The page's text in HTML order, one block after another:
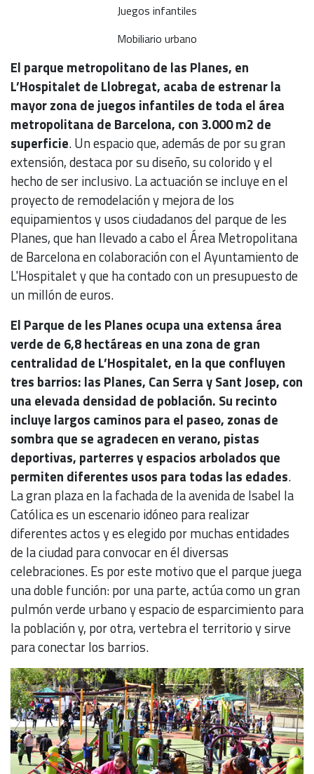
Juegos infantiles
Mobiliario urbano
El parque metropolitano de las Planes, en
L’Hospitalet de Llobregat, acaba de estrenar la
mayor zona de juegos infantiles de toda el área
metropolitana de Barcelona, con 3.000 m2 de
superficie. Un espacio que, además de por su gran
extensión, destaca por su diseño, su colorido y el
hecho de ser inclusivo. La actuación se incluye en el
proyecto de remodelación y mejora de los
equipamientos y usos ciudadanos del parque de les
Planes, que han llevado a cabo el Área Metropolitana
de Barcelona en colaboración con el Ayuntamiento de
L'Hospitalet y que ha contado con un presupuesto de
un millón de euros.
El Parque de les Planes ocupa una extensa área
verde de 6,8 hectáreas en una zona de gran
centralidad de L’Hospitalet, en la que confluyen
tres barrios: las Planes, Can Serra y Sant Josep, con
una elevada densidad de población. Su recinto
incluye largos caminos para el paseo, zonas de
sombra que se agradecen en verano, pistas
deportivas, parterres y espacios arbolados que
permiten diferentes usos para todas las edades.
La gran plaza en la fachada de la avenida de Isabel la
Católica es un escenario idóneo para realizar
diferentes actos y es elegido por muchas entidades
de la ciudad para convocar en él diversas
celebraciones. Es por este motivo que el parque juega
una doble función: por una parte, actúa como un gran
pulmón verde urbano y espacio de esparcimiento para
la población y, por otra, vertebra el territorio y sirve
para conectar los barrios.